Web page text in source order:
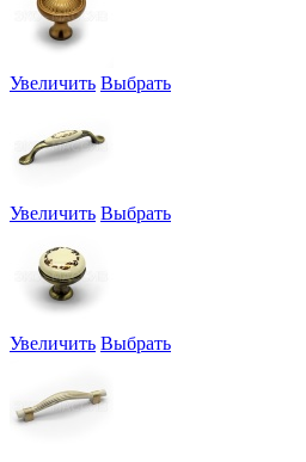
Увеличить Выбрать
Увеличить Выбрать
Увеличить Выбрать